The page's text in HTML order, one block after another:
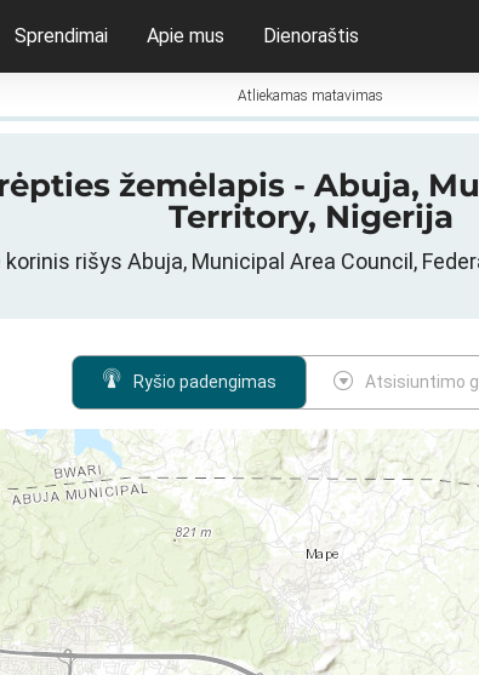
Sprendimai Apie mus Dienoraštis
Atliekamas matavimas
žemėlapis - Abuja,
Territory, Nigerija
rišys Abuja, Municipal Area Council,
Ryšio padengimas Atsisiuntimo